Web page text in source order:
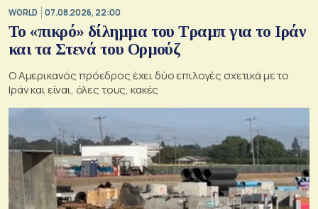
WORLD 07.08.2026, 22:00
Το «πικρό» δίλημμα του Τραμπ για το Ιράν
και τα Στενά του Ορμούζ
Ο Αμερικανός πρόεδρος έχει δύο επιλογές σχετικά με το
Ιράν και είναι, όλες τους, κακές